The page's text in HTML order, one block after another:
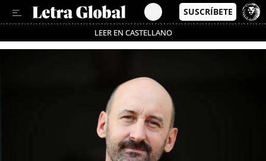
LEER EN CASTELLANO
Passa’t al mode estalvi